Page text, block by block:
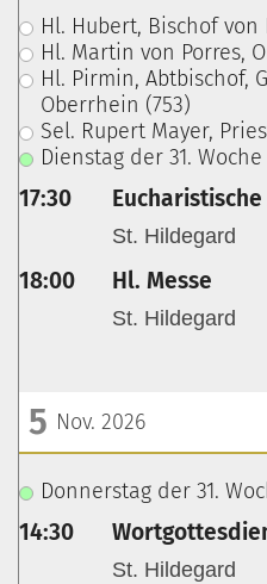
???msg.page.sr.date???
Hl. Hubert, Bischof von
Hl. Martin von Porres,
Hl. Pirmin, Abtbischof,
Oberrhein (753)
Sel. Rupert Mayer,
Dienstag der 31.
17:30
St. Hildegard
18:00 Hl. Messe
St. Hildegard
5 Nov. 2026
???msg.page.sr.date???
Donnerstag der 31.
14:30
St. Hildegard